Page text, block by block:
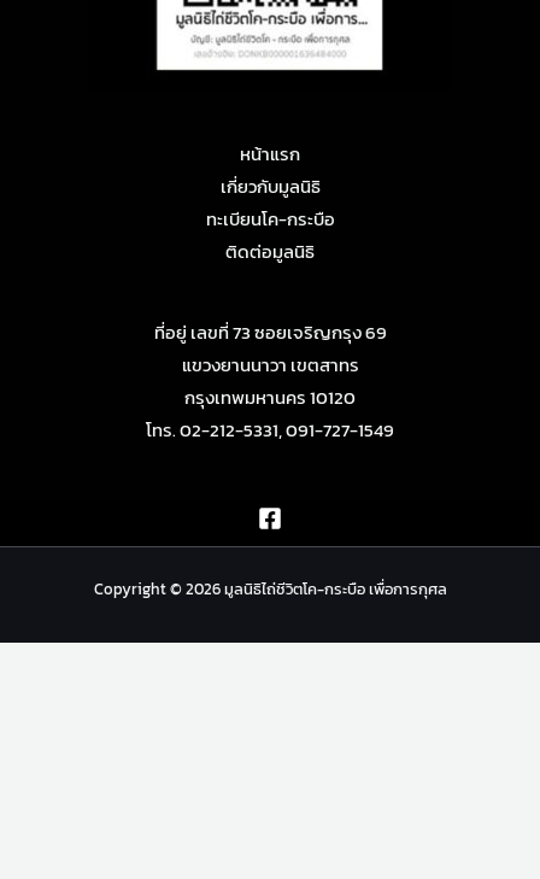
หน้าแรก
เกี่ยวกับมูลนิธิ
ทะเบียนโค-กระบือ
ติดต่อมูลนิธิ
ที่อยู่ เลขที่ 73 ซอยเจริญกรุง 69
แขวงยานนาวา เขตสาทร
กรุงเทพมหานคร 10120
โทร. 02-212-5331, 091-727-1549
Copyright © 2026 มูลนิธิไถ่ชีวิตโค-กระบือ เพื่อการกุศล